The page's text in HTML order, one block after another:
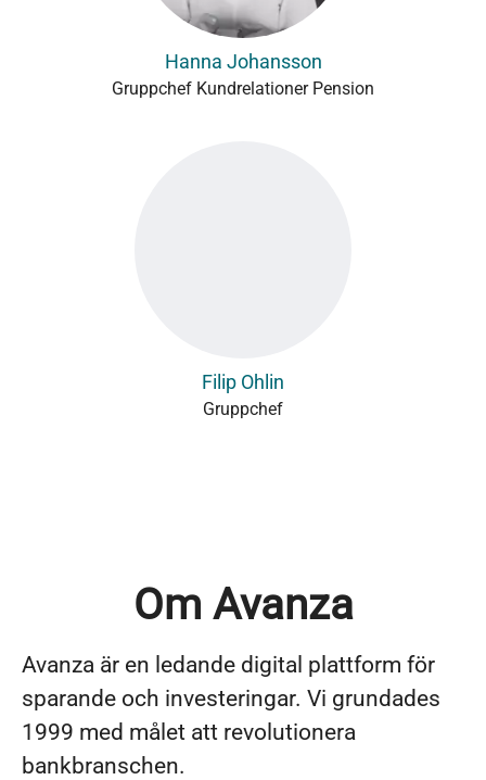
Hanna Johansson
Gruppchef Kundrelationer Pension
Filip Ohlin
Gruppchef
Om Avanza
Avanza är en ledande digital plattform för
sparande och investeringar. Vi grundades
1999 med målet att revolutionera
bankbranschen.